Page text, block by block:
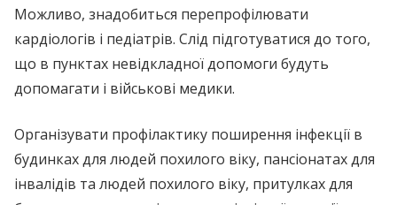
Можливо, знадобиться перепрофілювати
кардіологів і педіатрів. Слід підготуватися до того,
що в пунктах невідкладної допомоги будуть
допомагати і військові медики.
Організувати профілактику поширення інфекції в
будинках для людей похилого віку, пансіонатах для
інвалідів та людей похилого віку, притулках для